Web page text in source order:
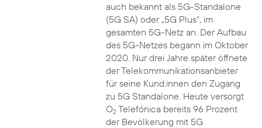
auch bekannt als 5G-Standalone
(5G SA) oder „5G Plus“, im
gesamten 5G-Netz an. Der Aufbau
des 5G-Netzes begann im Oktober
2020. Nur drei Jahre später öffnete
der Telekommunikationsanbieter
für seine Kund:innen den Zugang
zu 5G Standalone. Heute versorgt
O2Telefónica bereits 96 Prozent
der Bevölkerung mit 5G